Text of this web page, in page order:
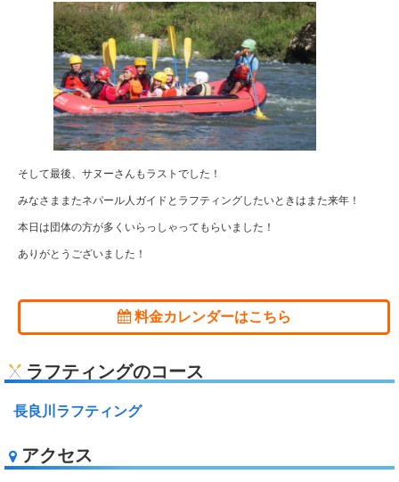
そして最後、サヌーさんもラストでした！
みなさままたネパール人ガイドとラフティングしたいときはまた来年！
本日は団体の方が多くいらっしゃってもらいました！
ありがとうございました！
料金カレンダーはこちら
ラフティングのコース
長良川ラフティング
アクセス